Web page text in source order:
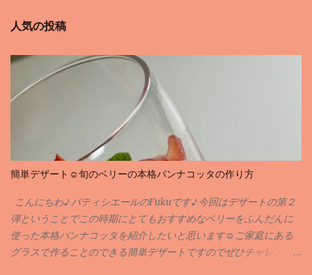
人気の投稿
簡単デザート☺️旬のベリーの本格パンナコッタの作り方
こんにちわ♪ パティシエールのFukuです♪ 今回はデザートの第２
弾ということでこの時期にとてもおすすめなベリーをふんだんに
使った本格パンナコッタを紹介したいと思います☺️ご家庭にある
グラスで作ることのできる簡単デザートですのでぜひチャレンジ